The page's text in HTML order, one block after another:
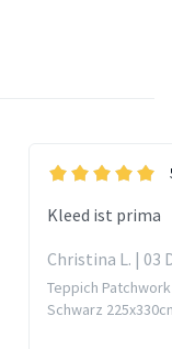
Kleed ist prima
Christina L. | 03
Teppich
Schwarz